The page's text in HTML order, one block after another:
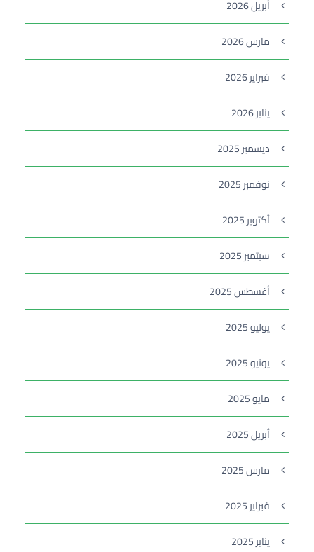
أبريل 2026
مارس 2026
فبراير 2026
يناير 2026
ديسمبر 2025
نوفمبر 2025
أكتوبر 2025
سبتمبر 2025
أغسطس 2025
يوليو 2025
يونيو 2025
مايو 2025
أبريل 2025
مارس 2025
فبراير 2025
يناير 2025